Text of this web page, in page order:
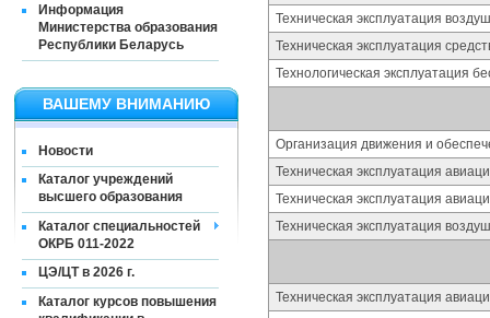
Информация
Министерства образования
Республики Беларусь
ВАШЕМУ ВНИМАНИЮ
Новости
Каталог учреждений
высшего образования
Каталог специальностей
ОКРБ 011-2022
ЦЭ/ЦТ в 2026 г.
Каталог курсов повышения
Техническая эксплуатация
Техническая эксплуатация
Технологическая эксплуатация
Организация движения и
Техническая эксплуатация
Техническая эксплуатация
Техническая эксплуатация
Техническая эксплуатация